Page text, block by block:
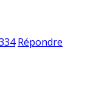
Répondre